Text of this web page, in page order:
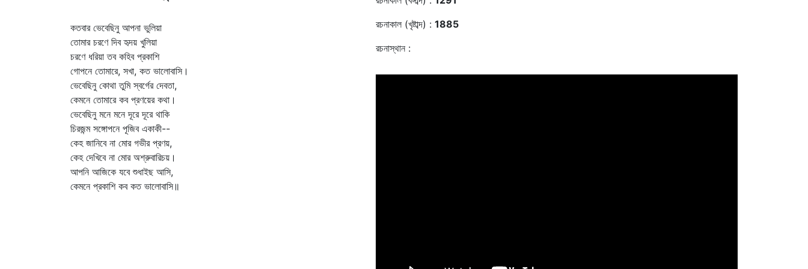
কতবার ভেবেছিনু আপনা ভুলিয়া
তোমার চরণে দিব হৃদয় খুলিয়া
চরণে ধরিয়া তব কহিব প্রকাশি
গোপনে তোমারে, সখা, কত ভালোবাসি।
ভেবেছিনু কোথা তুমি স্বর্গের দেবতা,
কেমনে তোমারে কব প্রণয়ের কথা।
ভেবেছিনু মনে মনে দূরে দূরে থাকি
চিরজন্ম সঙ্গোপনে পূজিব একাকী--
কেহ জানিবে না মোর গভীর প্রণয়,
কেহ দেখিবে না মোর অশ্রুবারিচয়।
আপনি আজিকে যবে শুধাইছ আসি,
কেমনে প্রকাশি কব কত ভালোবাসি॥
রচনাকাল (খৃষ্টাব্দ) : 1885
রচনাস্থান :